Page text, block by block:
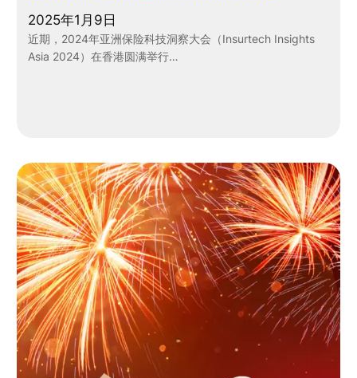
2025年1月9日
近期，2024年亚洲保险科技洞察大会（Insurtech Insights
Asia 2024）在香港圆满举行…